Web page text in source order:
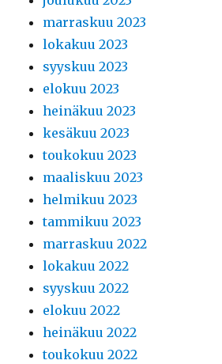
marraskuu 2023
lokakuu 2023
syyskuu 2023
elokuu 2023
heinäkuu 2023
kesäkuu 2023
toukokuu 2023
maaliskuu 2023
helmikuu 2023
tammikuu 2023
marraskuu 2022
lokakuu 2022
syyskuu 2022
elokuu 2022
heinäkuu 2022
toukokuu 2022